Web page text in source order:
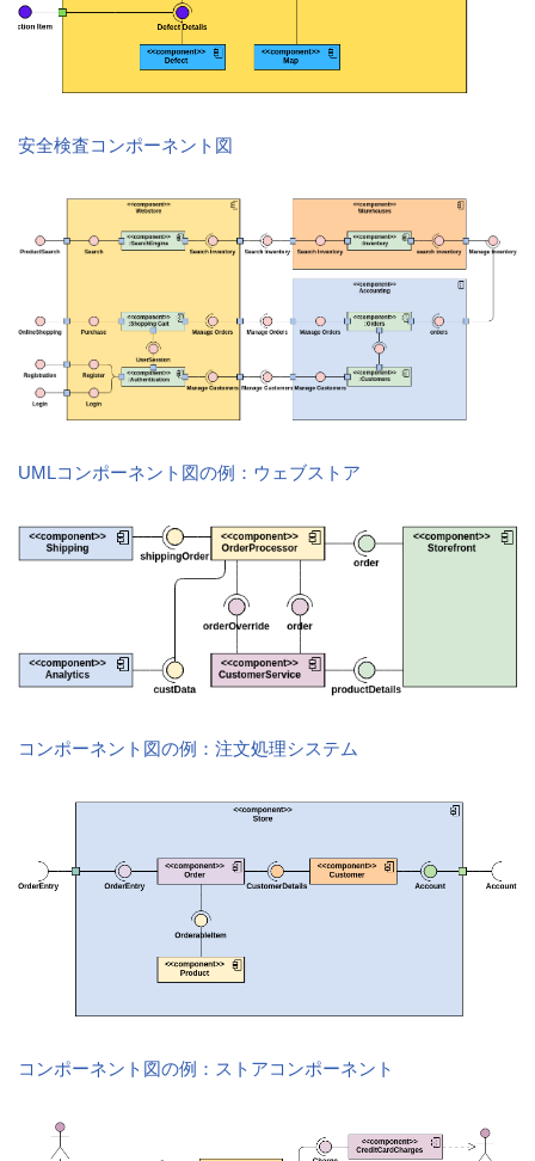
安全検査コンポーネント図
UMLコンポーネント図の例：ウェブストア
コンポーネント図の例：注文処理システム
コンポーネント図の例：ストアコンポーネント